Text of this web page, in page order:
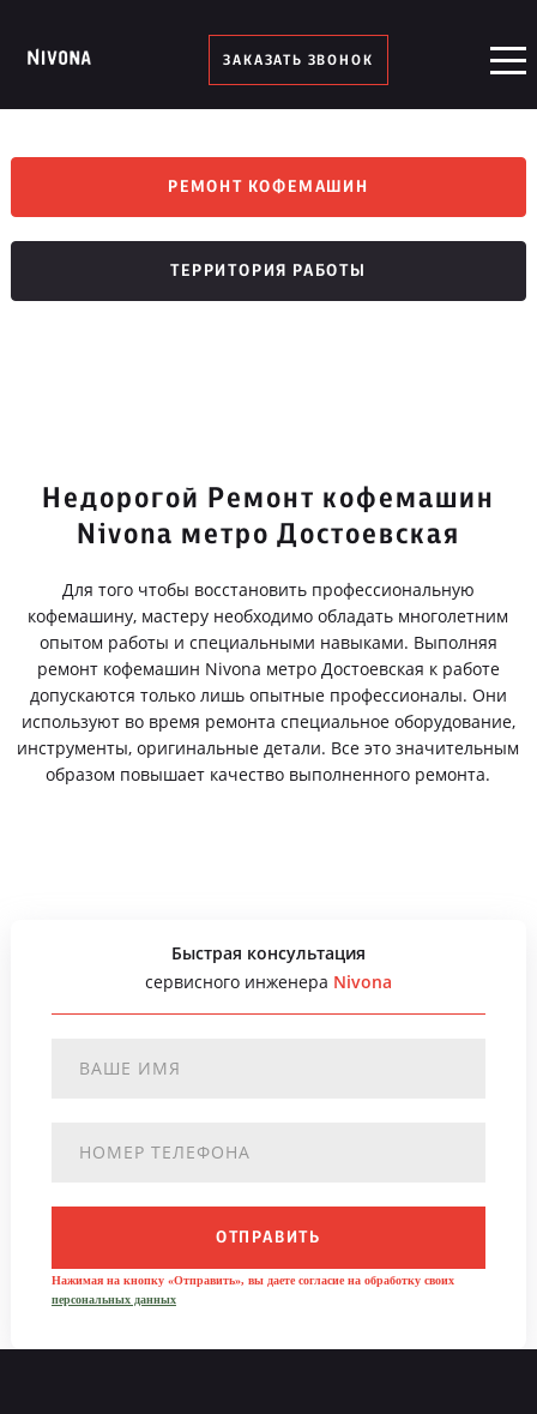
ЗАКАЗАТЬ ЗВОНОК
РЕМОНТ КОФЕМАШИН
ТЕРРИТОРИЯ РАБОТЫ
Недорогой Ремонт кофемашин
Nivona метро Достоевская
Для того чтобы восстановить профессиональную
кофемашину, мастеру необходимо обладать многолетним
опытом работы и специальными навыками. Выполняя
ремонт кофемашин Nivona метро Достоевская к работе
допускаются только лишь опытные профессионалы. Они
используют во время ремонта специальное оборудование,
инструменты, оригинальные детали. Все это значительным
образом повышает качество выполненного ремонта.
Быстрая консультация
сервисного инженера Nivona
ОТПРАВИТЬ
Нажимая на кнопку «Отправить», вы даете согласие на обработку своих
персональных данных